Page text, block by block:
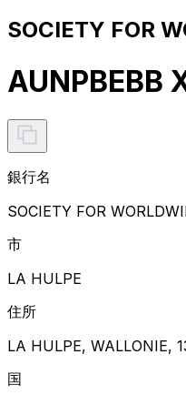
SOCIETY FOR
AUNPBEBB
銀行名
SOCIETY FOR
市
LA HULPE
住所
LA HULPE, WALLONIE,
国